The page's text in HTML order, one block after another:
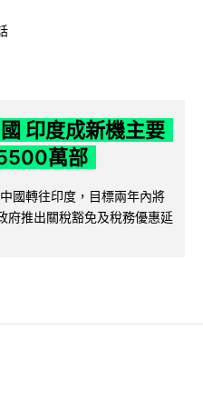
印度成新機主要
萬部
國轉往印度，目標兩年內將
府推出關稅豁免及稅務優惠延